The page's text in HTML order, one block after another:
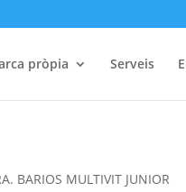
pròpia Serveis
BARIOS MULTIVIT JUNIOR